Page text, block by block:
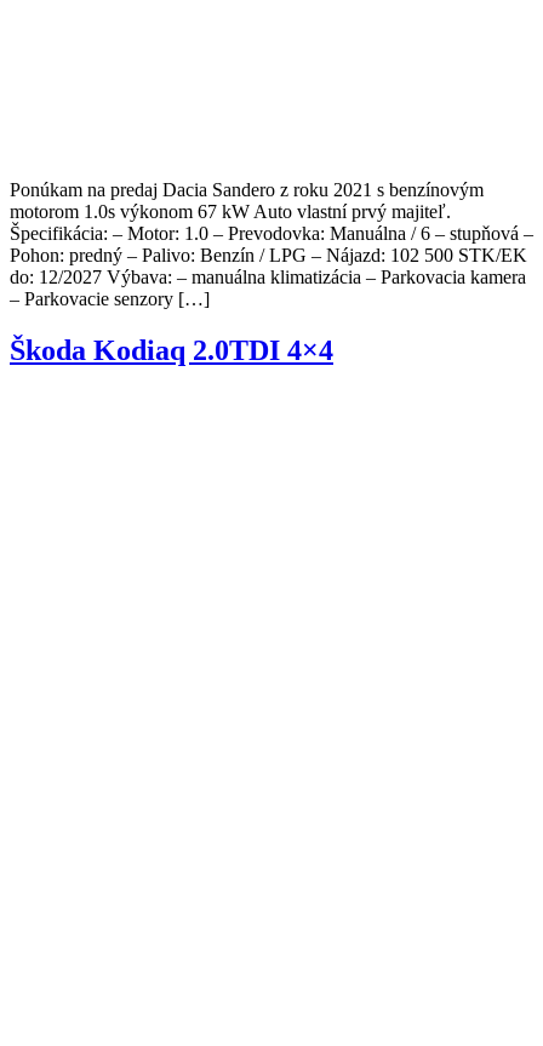
Ponúkam na predaj Dacia Sandero z roku 2021 s benzínovým
motorom 1.0s výkonom 67 kW Auto vlastní prvý majiteľ.
Špecifikácia: – Motor: 1.0 – Prevodovka: Manuálna / 6 – stupňová –
Pohon: predný – Palivo: Benzín / LPG – Nájazd: 102 500 STK/EK
do: 12/2027 Výbava: – manuálna klimatizácia – Parkovacia kamera
– Parkovacie senzory […]
Škoda Kodiaq 2.0TDI 4×4